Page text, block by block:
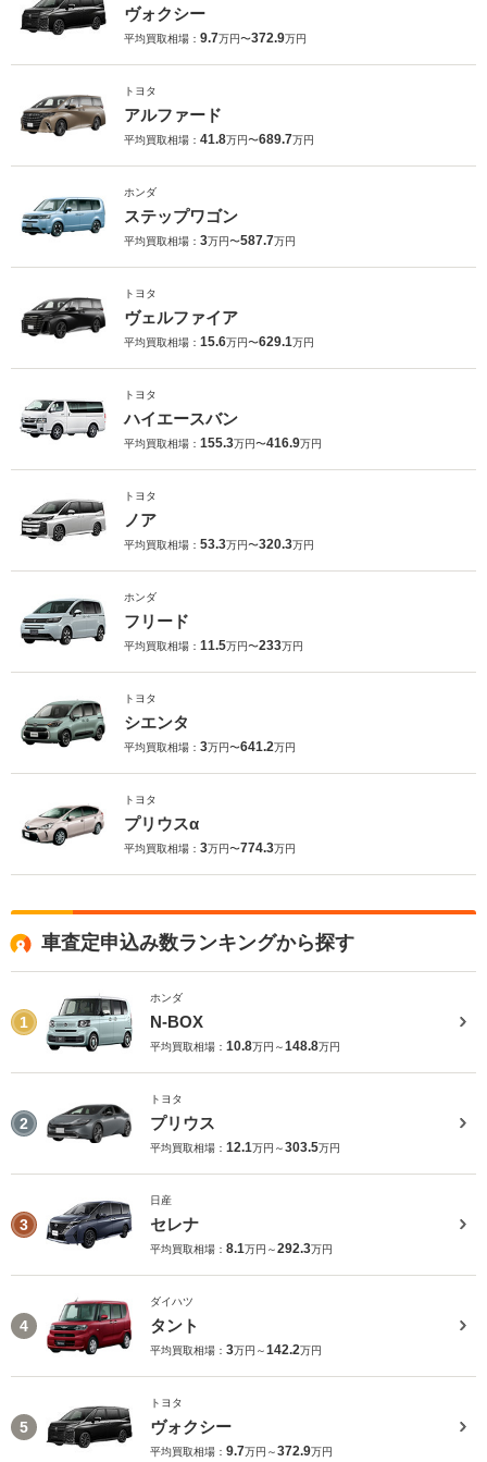
ヴォクシー
平均買取相場： 9.7万円〜372.9万円
トヨタ
アルファード
平均買取相場： 41.8万円〜689.7万円
ホンダ
ステップワゴン
平均買取相場： 3万円〜587.7万円
トヨタ
ヴェルファイア
平均買取相場： 15.6万円〜629.1万円
トヨタ
ハイエースバン
平均買取相場： 155.3万円〜416.9万円
トヨタ
ノア
平均買取相場： 53.3万円〜320.3万円
ホンダ
フリード
平均買取相場： 11.5万円〜233万円
トヨタ
シエンタ
平均買取相場： 3万円〜641.2万円
トヨタ
プリウスα
平均買取相場： 3万円〜774.3万円
車査定申込み数ランキングから探す
1
ホンダ
N-BOX
平均買取相場： 10.8万円～148.8万円
2
トヨタ
プリウス
平均買取相場： 12.1万円～303.5万円
3
日産
セレナ
平均買取相場： 8.1万円～292.3万円
4
ダイハツ
タント
平均買取相場： 3万円～142.2万円
5
トヨタ
ヴォクシー
平均買取相場： 9.7万円～372.9万円